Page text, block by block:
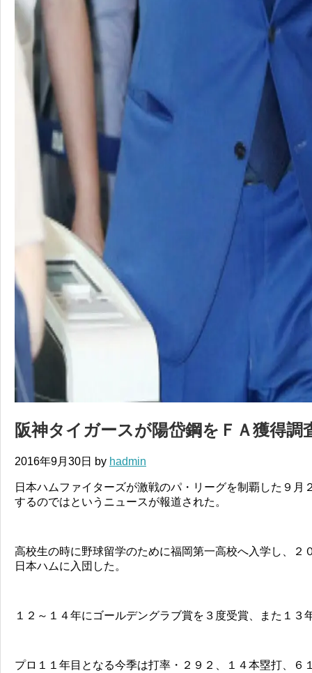
阪神タイガースが陽岱鋼をＦＡ獲得調
2016年9月30日 by hadmin
日本ハムファイターズが激戦のパ・リーグを制覇した９月
するのではというニュースが報道された。
高校生の時に野球留学のために福岡第一高校へ入学し、２
日本ハムに入団した。
１２～１４年にゴールデングラブ賞を３度受賞、また１３
プロ１１年目となる今季は打率・２９２、１４本塁打、６